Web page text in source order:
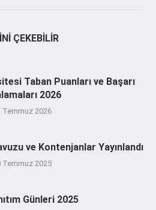
ÇEKEBILIR
Taban Puanları ve Başarı
2026
Temmuz 2026
ve Kontenjanlar Yayınlandı
Temmuz 2025
Günleri 2025